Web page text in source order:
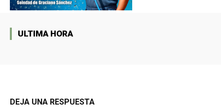
ULTIMA HORA
DEJA UNA RESPUESTA